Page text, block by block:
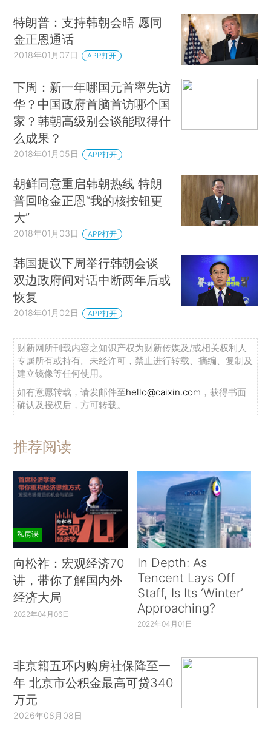
特朗普：支持韩朝会晤 愿同
金正恩通话
2018年01月07日 APP打开
下周：新一年哪国元首率先访
华？中国政府首脑首访哪个国
家？韩朝高级别会谈能取得什
么成果？
2018年01月05日 APP打开
朝鲜同意重启韩朝热线 特朗
普回呛金正恩“我的核按钮更
大”
2018年01月03日 APP打开
韩国提议下周举行韩朝会谈
双边政府间对话中断两年后或
恢复
2018年01月02日 APP打开
财新网所刊载内容之知识产权为财新传媒及/或相关权利人
专属所有或持有。未经许可，禁止进行转载、摘编、复制及
建立镜像等任何使用。
如有意愿转载，请发邮件至hello@caixin.com ，获得书面
确认及授权后，方可转载。
推荐阅读
私房课
向松祚：宏观经济70
讲，带你了解国内外
经济大局
2022年04月06日
In Depth: As
Tencent Lays Off
Staff, Is Its ‘Winter’
Approaching?
2022年04月01日
非京籍五环内购房社保降至一
年 北京市公积金最高可贷340
万元
2026年08月08日